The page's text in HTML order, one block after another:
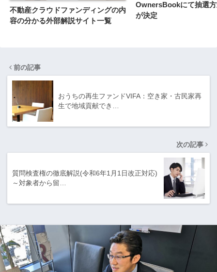
不動産クラウドファンディングの内
容の分かる外部解説サイト一覧
OwnersBookにて抽選
が決定
前の記事
おうちの再生ファンドVIFA：空き家・古民家再
生で地域貢献でき…
次の記事
質問検査権の徹底解説(令和6年1月1日改正対応)
～対象者から留…